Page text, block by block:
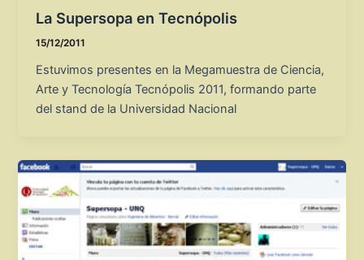
La Supersopa en Tecnópolis
15/12/2011
Estuvimos presentes en la Megamuestra de Ciencia,
Arte y Tecnología Tecnópolis 2011, formando parte
del stand de la Universidad Nacional